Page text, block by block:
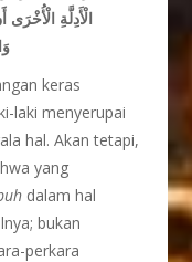
الْأَدِلَّةِ
keras
laki menyerupai
hal. Akan tetapi,
yang
dalam hal
bukan
perkara